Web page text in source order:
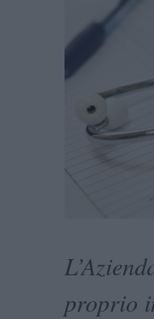
proprio